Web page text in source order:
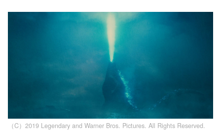
（C）2019 Legendary and Warner Bros. Pictures. All Rights Reserved.